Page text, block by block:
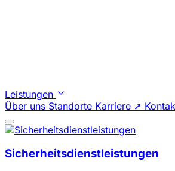
Leistungen
Über uns Standorte Karriere ➚
Sicherheitsdienstleistungen